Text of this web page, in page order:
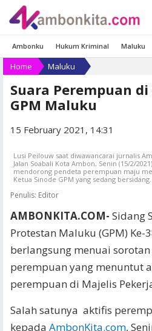
Ambonku Hukum Kriminal Maluku
Home Maluku
Suara Perempuan di
GPM Maluku
15 February 2021, 14:31
Lusi Peilouw saat diwawancarai jurnalis
Jalan Soabali Kota Ambon, Senin (15/2/
mendorong pendeta perempuan maju
Ketua Sinode GPM yang sedang
Penulis: Editor
AMBONKITA.COM- Sidang
Protestan Maluku (GPM) Ke-
berlangsung menuai
perempuan yang menuntut
perempuan di Majelis
Salah satunya aktifis
kepada AmbonKita.com,